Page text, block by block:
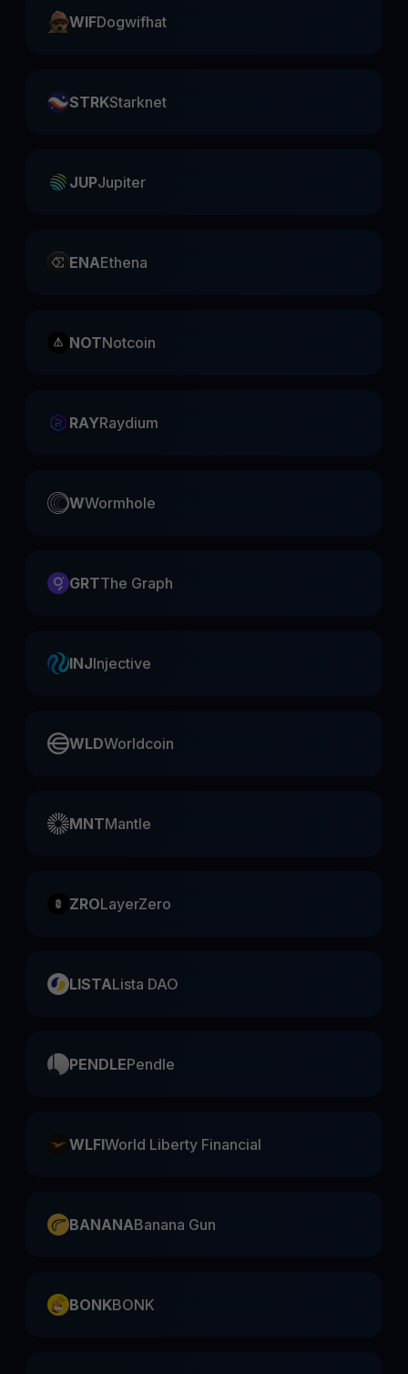
WIFDogwifhat
STRKStarknet
JUPJupiter
ENAEthena
NOTNotcoin
RAYRaydium
WWormhole
GRTThe Graph
INJInjective
WLDWorldcoin
MNTMantle
ZROLayerZero
LISTALista DAO
PENDLEPendle
WLFIWorld Liberty Financial
BANANABanana Gun
BONKBONK